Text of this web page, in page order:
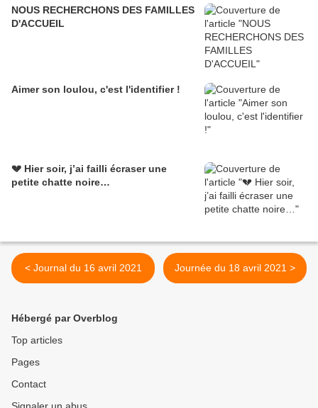
NOUS RECHERCHONS DES FAMILLES
D'ACCUEIL
Aimer son loulou, c'est l'identifier !
💔 Hier soir, j’ai failli écraser une
petite chatte noire…
< Journal du 16 avril 2021 Journée du 18 avril 2021 >
Hébergé par Overblog
Top articles
Pages
Contact